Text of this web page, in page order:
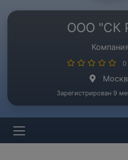
ООО "СК
0
Зарегистрирован 9